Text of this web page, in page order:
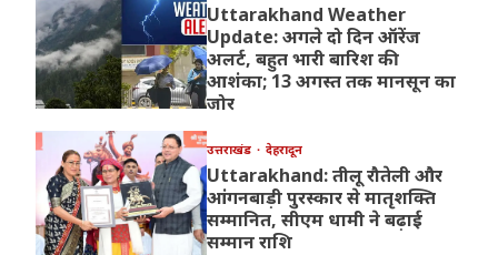
Uttarakhand Weather
Update: अगले दो दिन ऑरेंज
अलर्ट, बहुत भारी बारिश की
आशंका; 13 अगस्त तक मानसून का
जोर
उत्तराखंड देहरादून
Uttarakhand: तीलू रौतेली और
आंगनबाड़ी पुरस्कार से मातृशक्ति
सम्मानित, सीएम धामी ने बढ़ाई
सम्मान राशि